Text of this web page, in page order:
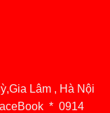
Lâm , Hà Nội
* 0914